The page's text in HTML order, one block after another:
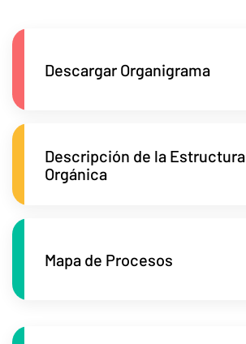
Descargar Organigrama
Descripción de la Estructura
Orgánica
Mapa de Procesos